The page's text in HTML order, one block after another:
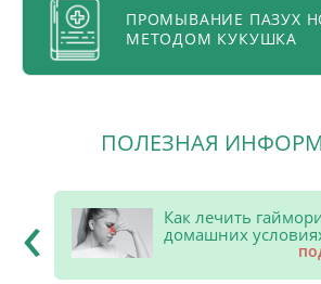
ПРОМЫВАНИЕ ПАЗУХ
МЕТОДОМ КУКУШКА
ПОЛЕЗНАЯ
Как лечить
домашних
‹